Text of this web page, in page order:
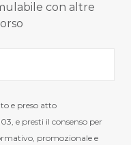
con altre
e preso atto
e presti il consenso per
promozionale e